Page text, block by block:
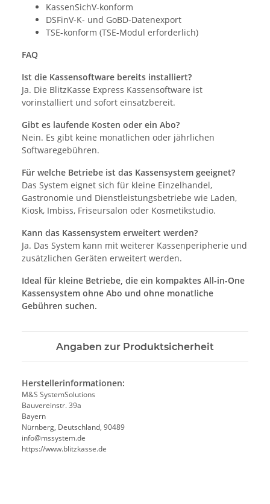
KassenSichV-konform
DSFinV-K- und GoBD-Datenexport
TSE-konform (TSE-Modul erforderlich)
FAQ
Ist die Kassensoftware bereits installiert?
Ja. Die BlitzKasse Express Kassensoftware ist
vorinstalliert und sofort einsatzbereit.
Gibt es laufende Kosten oder ein Abo?
Nein. Es gibt keine monatlichen oder jährlichen
Softwaregebühren.
Für welche Betriebe ist das Kassensystem geeignet?
Das System eignet sich für kleine Einzelhandel,
Gastronomie und Dienstleistungsbetriebe wie Laden,
Kiosk, Imbiss, Friseursalon oder Kosmetikstudio.
Kann das Kassensystem erweitert werden?
Ja. Das System kann mit weiterer Kassenperipherie und
zusätzlichen Geräten erweitert werden.
Ideal für kleine Betriebe, die ein kompaktes All-in-One
Kassensystem ohne Abo und ohne monatliche
Gebühren suchen.
Angaben zur Produktsicherheit
Herstellerinformationen:
M&S SystemSolutions
Bauvereinstr. 39a
Bayern
Nürnberg, Deutschland, 90489
info@mssystem.de
https://www.blitzkasse.de